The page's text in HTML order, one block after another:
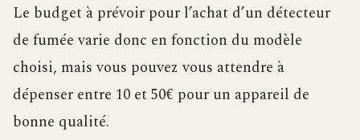
Le budget à prévoir pour l’achat d’un détecteur
de fumée varie donc en fonction du modèle
choisi, mais vous pouvez vous attendre à
dépenser entre 10 et 50€ pour un appareil de
bonne qualité.